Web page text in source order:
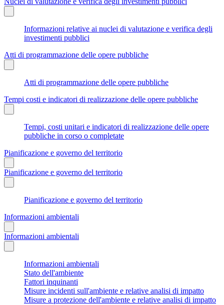
Informazioni relative ai nuclei di valutazione e verifica degli
investimenti pubblici
Atti di programmazione delle opere pubbliche
Atti di programmazione delle opere pubbliche
Tempi costi e indicatori di realizzazione delle opere pubbliche
Tempi, costi unitari e indicatori di realizzazione delle opere
pubbliche in corso o completate
Pianificazione e governo del territorio
Pianificazione e governo del territorio
Pianificazione e governo del territorio
Informazioni ambientali
Informazioni ambientali
Informazioni ambientali
Stato dell'ambiente
Fattori inquinanti
Misure incidenti sull'ambiente e relative analisi di impatto
Misure a protezione dell'ambiente e relative analisi di impatto